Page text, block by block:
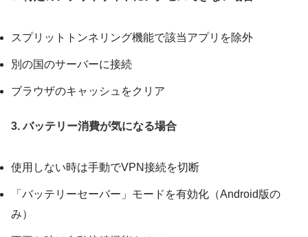
スプリットトンネリング機能で該当アプリを除外
別の国のサーバーに接続
ブラウザのキャッシュをクリア
3. バッテリー消費が気になる場合
使用しない時は手動でVPN接続を切断
「バッテリーセーバー」モードを有効化（Android版の
み）